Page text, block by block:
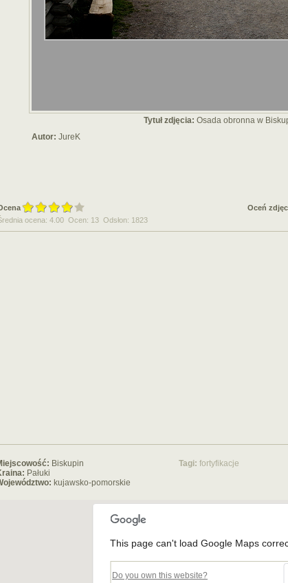
Tytuł zdjęcia: Osada obronna w
Autor: JureK
Oceń
ocena: 4.00 Ocen: 13 Odsłon: 1823
Biskupin
Pałuki
kujawsko-pomorskie
Tagi: fortyfikacje
This page can't load Google Maps
Do you own this website?